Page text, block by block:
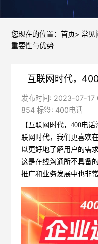
您现在的位置： 首页> 常见
重要性与优势
互联网时代，
发布时间: 2023-07-17
854 标签: 400电话
【互联网时代，400电话
联网时代，我们更喜欢
以更好地了解用户的需
这是在线沟通所不具备
推广和业务发展中也非常